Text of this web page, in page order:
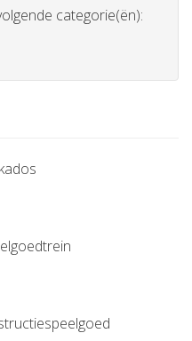
categorie(ën):